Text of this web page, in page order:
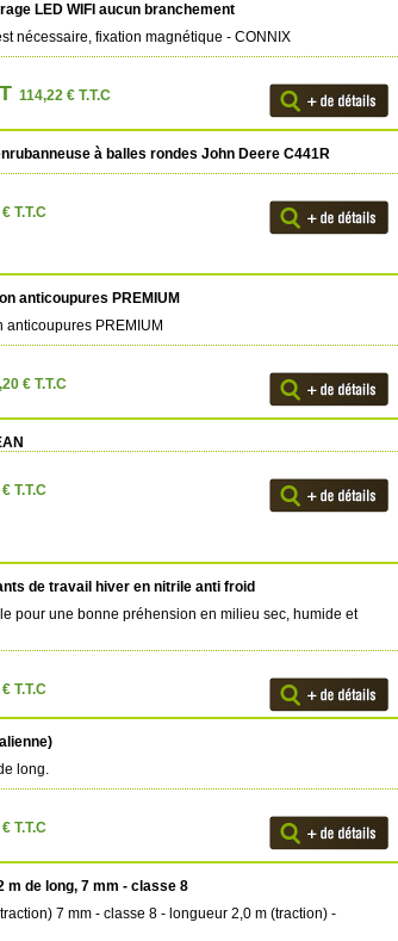
LED WIFI aucun branchement
nécessaire, fixation magnétique - CONNIX
114,22 € T.T.C
à balles rondes John Deere C441R
T.T.C
anticoupures PREMIUM
anticoupures PREMIUM
€ T.T.C
T.T.C
de travail hiver en nitrile anti froid
pour une bonne préhension en milieu sec, humide et
T.T.C
long.
T.T.C
m de long, 7 mm - classe 8
7 mm - classe 8 - longueur 2,0 m (traction) -